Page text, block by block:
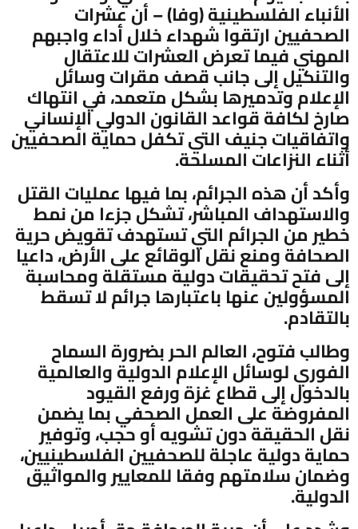
الأنباء الفلسطينية (وفا) – أن عشرات
الصحفيين ارتقوا شهداء خلال أداء واجبهم
المهني فيما تعرض العشرات للاعتقال
والتنكيل إلى جانب قصف مقرات وسائل
الإعلام وتدميرها بشكل متعمد، في انتهاك
صارخ لكافة قواعد القانون الدولي الإنساني
واتفاقيات جنيف التي تكفل حماية الصحفيين
أثناء النزاعات المسلحة.
وأكد أن هذه الجرائم، بما فيها عمليات القتل
والاستهداف المباشر، تشكل جزءا من نمط
خطير من الجرائم التي تستهدف تقويض حرية
الصحافة ومنع نقل الوقائع على الأرض، داعيا
إلى فتح تحقيقات دولية مستقلة ومحاسبة
المسؤولين عنها باعتبارها جرائم لا تسقط
بالتقادم.
وطالب فتوح، العالم الحر بضرورة السماح
الفوري لوسائل الإعلام الدولية والعالمية
بالدخول إلى قطاع غزة ورفع القيود
المفروضة على العمل الصحفي بما يضمن
نقل الحقيقة دون تشويه أو حجب، وتوفير
حماية دولية عاجلة للصحفيين الفلسطينيين،
وضمان سلامتهم وفقا للمعايير والمواثيق
الدولية.